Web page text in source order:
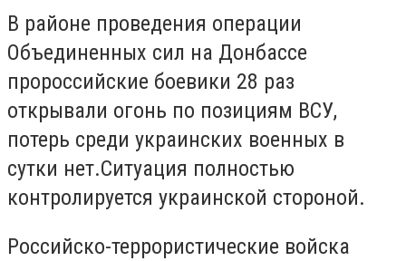
В районе проведения операции
Объединенных сил на Донбассе
пророссийские боевики 28 раз
открывали огонь по позициям ВСУ,
потерь среди украинских военных в
сутки нет.Ситуация полностью
контролируется украинской стороной.
Российско-террористические войска